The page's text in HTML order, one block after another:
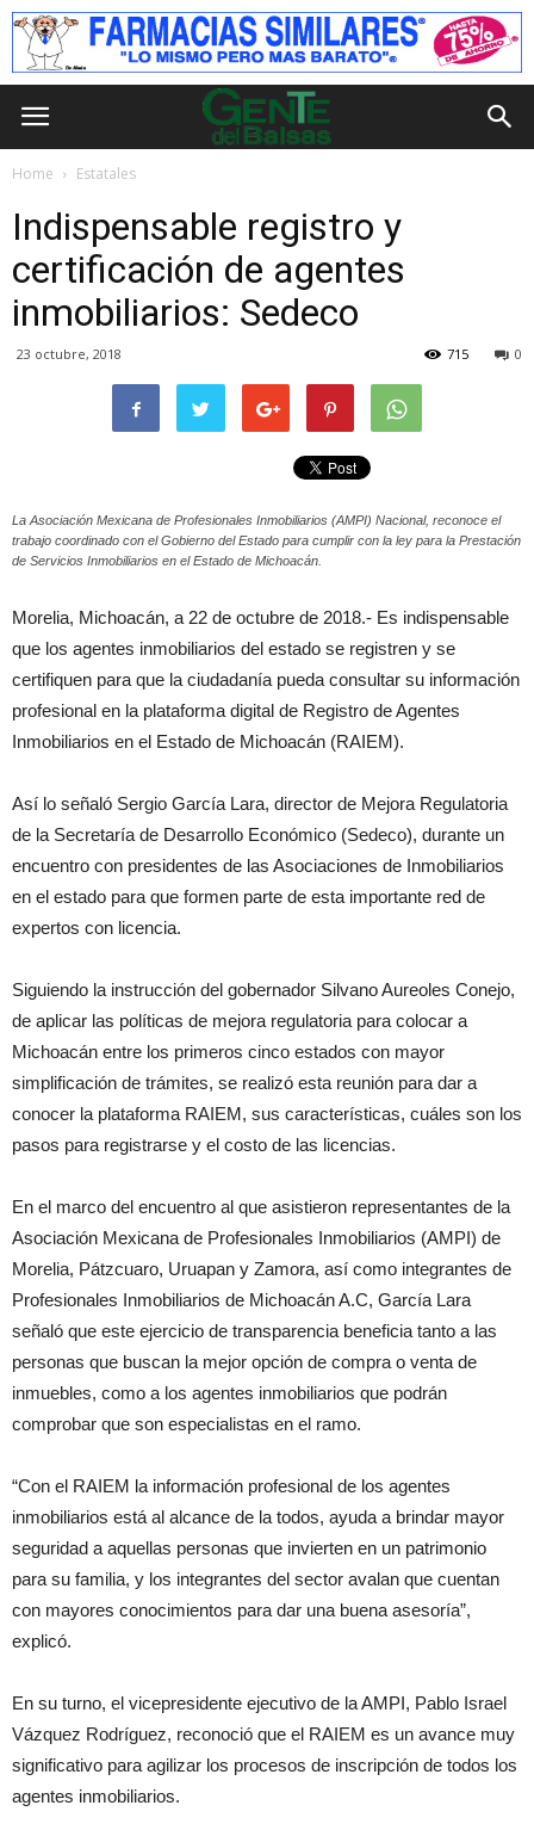
Home Estatales
Indispensable registro y
certificación de agentes
inmobiliarios: Sedeco
23 octubre, 2018 0
715
La Asociación Mexicana de Profesionales Inmobiliarios (AMPI) Nacional, reconoce el
trabajo coordinado con el Gobierno del Estado para cumplir con la ley para la Prestación
de Servicios Inmobiliarios en el Estado de Michoacán.
Morelia, Michoacán, a 22 de octubre de 2018.- Es indispensable
que los agentes inmobiliarios del estado se registren y se
certifiquen para que la ciudadanía pueda consultar su información
profesional en la plataforma digital de Registro de Agentes
Inmobiliarios en el Estado de Michoacán (RAIEM).
Así lo señaló Sergio García Lara, director de Mejora Regulatoria
de la Secretaría de Desarrollo Económico (Sedeco), durante un
encuentro con presidentes de las Asociaciones de Inmobiliarios
en el estado para que formen parte de esta importante red de
expertos con licencia.
Siguiendo la instrucción del gobernador Silvano Aureoles Conejo,
de aplicar las políticas de mejora regulatoria para colocar a
Michoacán entre los primeros cinco estados con mayor
simplificación de trámites, se realizó esta reunión para dar a
conocer la plataforma RAIEM, sus características, cuáles son los
pasos para registrarse y el costo de las licencias.
En el marco del encuentro al que asistieron representantes de la
Asociación Mexicana de Profesionales Inmobiliarios (AMPI) de
Morelia, Pátzcuaro, Uruapan y Zamora, así como integrantes de
Profesionales Inmobiliarios de Michoacán A.C, García Lara
señaló que este ejercicio de transparencia beneficia tanto a las
personas que buscan la mejor opción de compra o venta de
inmuebles, como a los agentes inmobiliarios que podrán
comprobar que son especialistas en el ramo.
“Con el RAIEM la información profesional de los agentes
inmobiliarios está al alcance de la todos, ayuda a brindar mayor
seguridad a aquellas personas que invierten en un patrimonio
para su familia, y los integrantes del sector avalan que cuentan
con mayores conocimientos para dar una buena asesoría”,
explicó.
En su turno, el vicepresidente ejecutivo de la AMPI, Pablo Israel
Vázquez Rodríguez, reconoció que el RAIEM es un avance muy
significativo para agilizar los procesos de inscripción de todos los
agentes inmobiliarios.